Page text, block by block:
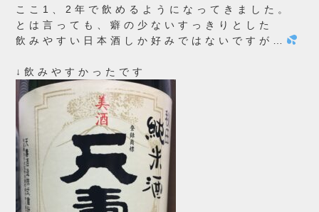
ここ1、2年で飲めるようになってきました。
とは言っても、癖の少ないすっきりとした
飲みやすい日本酒しか好みではないですが…
↓飲みやすかったです